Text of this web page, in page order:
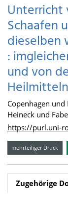
Unterricht
Schaafen
dieselben
:
und von
Heilmitteln
Copenhagen
Heineck und
https://purl.uni-
mehrteiliger Druck
Zugehörige